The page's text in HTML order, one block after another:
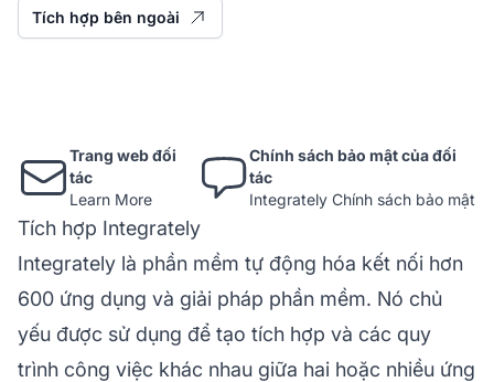
Tích hợp bên ngoài
Trang web đối
tác
Learn More
Chính sách bảo mật của đối
tác
Integrately Chính sách bảo mật
Tích hợp Integrately
Integrately là phần mềm tự động hóa kết nối hơn
600 ứng dụng và giải pháp phần mềm. Nó chủ
yếu được sử dụng để tạo tích hợp và các quy
trình công việc khác nhau giữa hai hoặc nhiều ứng